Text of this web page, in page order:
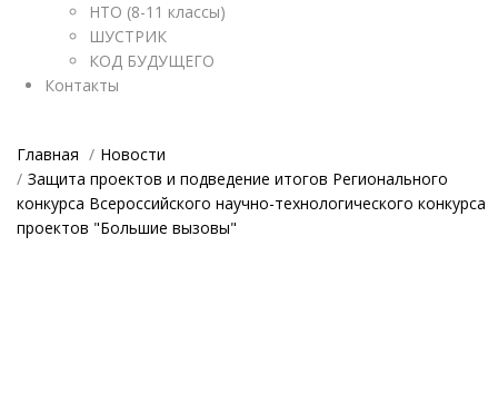
НТО (8-11 классы)
ШУСТРИК
КОД БУДУЩЕГО
Контакты
Главная
Новости
Защита проектов и подведение итогов Регионального
конкурса Всероссийского научно-технологического конкурса
проектов "Большие вызовы"